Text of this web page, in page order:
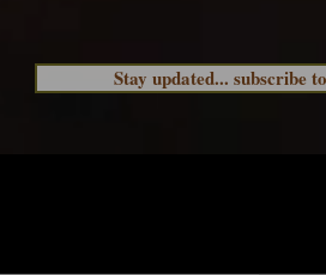
Stay updated... subscribe